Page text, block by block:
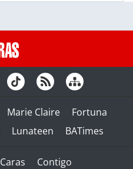
Marie Claire
Fortuna
Lunateen BATimes
Caras
Contigo